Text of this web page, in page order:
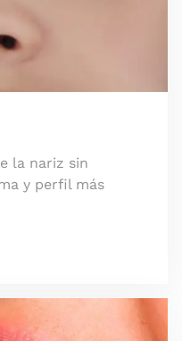
la nariz sin
y perfil más